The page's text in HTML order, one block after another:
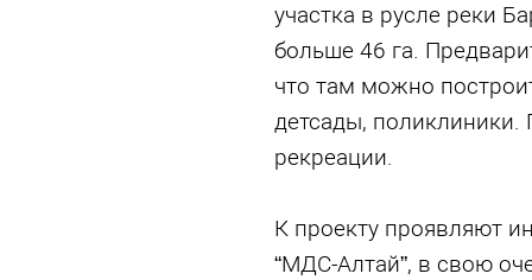
участка в русле реки
больше 46 га.
что там можно
детсады, поликлиники.
рекреации.
К проекту проявляют
“МДС-Алтай”, в свою